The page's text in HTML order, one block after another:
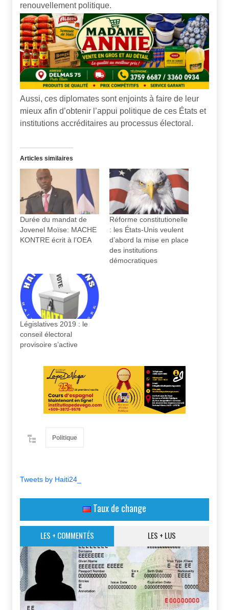
renouvellement politique.
Aussi, ces diplomates sont enjoints à faire de leur
mieux afin d’obtenir l’appui politique de ces États et
institutions accréditaires au processus électoral.
Articles similaires
Durée du mandat de
Jovenel Moïse: MACHE
KONTRE écrit à l’OEA
Réforme constitutionelle
: les États-Unis veulent
d’abord la mise en place
des institutions
démocratiques
Législatives 2019 : le
conseil électoral
provisoire s’active
Politique
Tweets by Haiti24_
Taux de change
LES + COMMENTÉS LES + LUS